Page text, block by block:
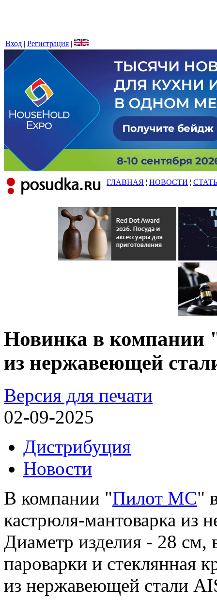
Вход | Регистрация |
ГЛАВНАЯ ¦ НОВОСТИ ¦
Новинка в
из нержавеющей
Версия для печати
02-09-2025
Дистрибуция
Новости
В компании "Пилот МС"
кастрюля-мантоварка из
Диаметр изделия - 28 см,
пароварки и стеклянная
из нержавеющей стали